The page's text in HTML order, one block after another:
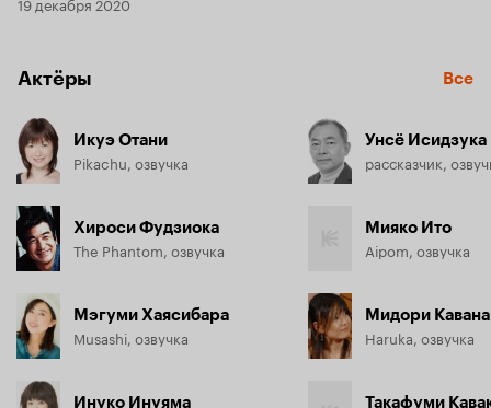
Актёры Все
Икуэ Отани
Pikachu, озвучка
Хироси Фудзиока
The Phantom, озвучка
Мэгуми Хаясибара
Musashi, озвучка
Инуко Инуяма
Унсё Исидзука
рассказчик,
Мияко Ито
Aipom, озвучка
Мидори Кавана
Haruka, озвучка
Такафуми